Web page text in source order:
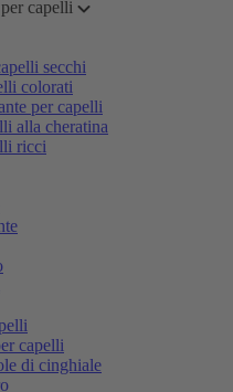
capelli
secchi
colorati
per capelli
alla cheratina
ricci
capelli
di cinghiale